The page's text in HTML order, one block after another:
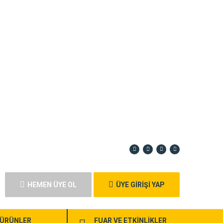
HEMEN ÜYE OL ÜYE GİRİŞİ YAP
ÜRÜNLER FUAR VE ETKİNLİKLER